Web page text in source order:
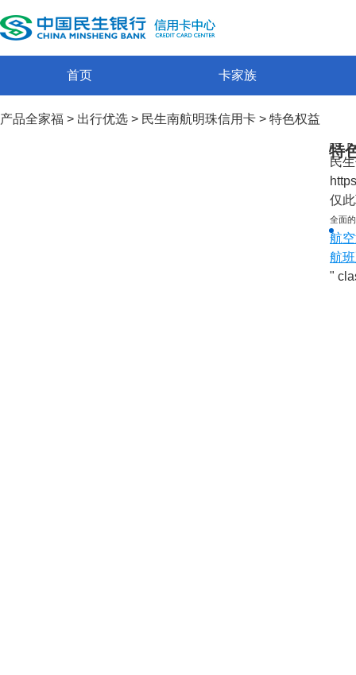
首页 卡家族
产品全家福 > 出行优选 > 民生南航明珠信用卡 > 特色权益
特
持
民
仅
全面
航
航
"